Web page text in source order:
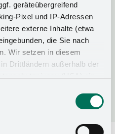
geräteübergreifend
Pixel und IP-Adressen
externe Inhalte (etwa
die Sie nach
Wir setzen in diesem
Drittländern außerhalb der
zugreifen,
Mit Ihrer Einstellung
Anthracite